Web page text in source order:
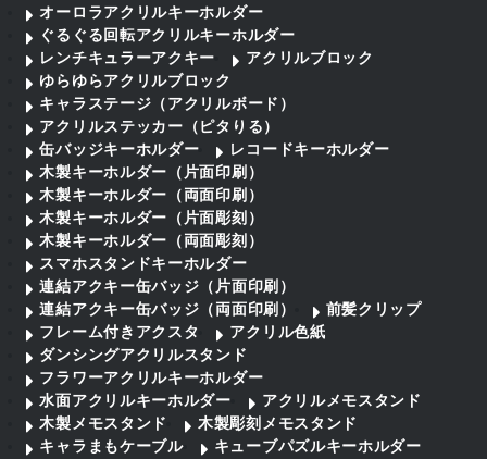
オーロラアクリルキーホルダー
ぐるぐる回転アクリルキーホルダー
レンチキュラーアクキー
アクリルブロック
ゆらゆらアクリルブロック
キャラステージ（アクリルボード）
アクリルステッカー（ピタりる）
缶バッジキーホルダー
レコードキーホルダー
木製キーホルダー（片面印刷）
木製キーホルダー（両面印刷）
木製キーホルダー（片面彫刻）
木製キーホルダー（両面彫刻）
スマホスタンドキーホルダー
連結アクキー缶バッジ（片面印刷）
連結アクキー缶バッジ（両面印刷）
前髪クリップ
フレーム付きアクスタ
アクリル色紙
ダンシングアクリルスタンド
フラワーアクリルキーホルダー
水面アクリルキーホルダー
アクリルメモスタンド
木製メモスタンド
木製彫刻メモスタンド
キャラまもケーブル
キューブパズルキーホルダー